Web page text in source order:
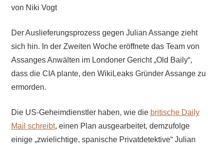
von Niki Vogt
Der Auslieferungsprozess gegen Julian Assange zieht
sich hin. In der Zweiten Woche eröffnete das Team von
Assanges Anwälten im Londoner Gericht „Old Baily“,
dass die CIA plante, den WikiLeaks Gründer Assange zu
ermorden.
Die US-Geheimdienstler haben, wie die britische Daily
Mail schreibt, einen Plan ausgearbeitet, demzufolge
einige „zwielichtige, spanische Privatdetektive“ Julian